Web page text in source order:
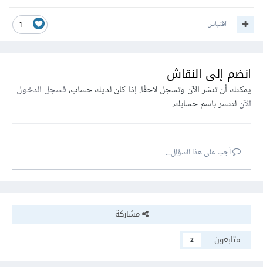
1 اقتباس
انضم إلى النقاش
يمكنك أن تنشر الآن وتسجل لاحقًا. إذا كان لديك حساب،فسجل الدخول
الآنلتنشر باسم حسابك.
أجب على هذا السؤال...
مشاركة
متابعون
2